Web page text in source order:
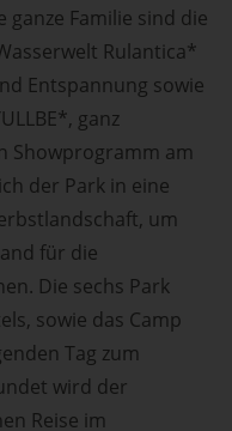
Familie sind die
Rulantica*
Entspannung sowie
ganz
Showprogramm am
der Park in eine
um
für die
Die sechs Park
sowie das Camp
Tag zum
wird der
Reise im